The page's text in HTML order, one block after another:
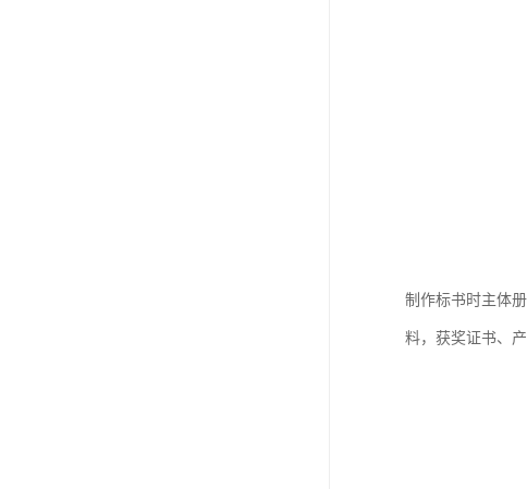
制作标书时主体
料，获奖证书、